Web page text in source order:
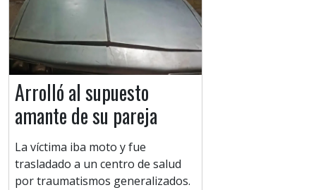
Arrolló al supuesto
amante de su pareja
La víctima iba moto y fue
trasladado a un centro de salud
por traumatismos generalizados.